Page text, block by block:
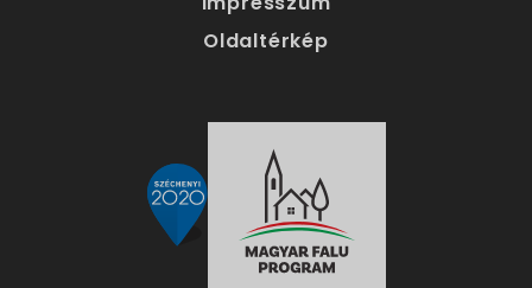
Oldaltérkép